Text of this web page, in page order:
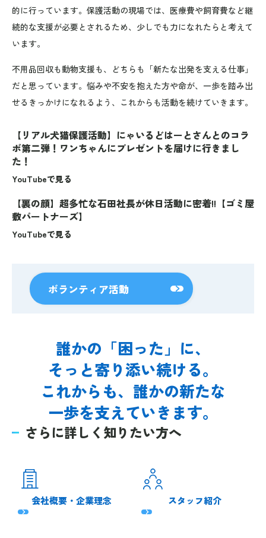
的に行っています。保護活動の現場では、医療費や飼育費など継
続的な支援が必要とされるため、少しでも力になれたらと考えて
います。
不用品回収も動物支援も、どちらも「新たな出発を支える仕事」
だと思っています。悩みや不安を抱えた方や命が、一歩を踏み出
せるきっかけになれるよう、これからも活動を続けていきます。
【リアル犬猫保護活動】にゃいるどはーとさんとのコラ
ボ第二弾！ワンちゃんにプレゼントを届けに行きまし
た！
YouTubeで見る
【裏の顔】超多忙な石田社長が休日活動に密着!!【ゴミ屋
敷パートナーズ】
YouTubeで見る
ボランティア活動
誰かの「困った」に、
そっと寄り添い続ける。
これからも、誰かの新たな
一歩を支えていきます。
さらに詳しく知りたい方へ
会社概要・企業理念 スタッフ紹介